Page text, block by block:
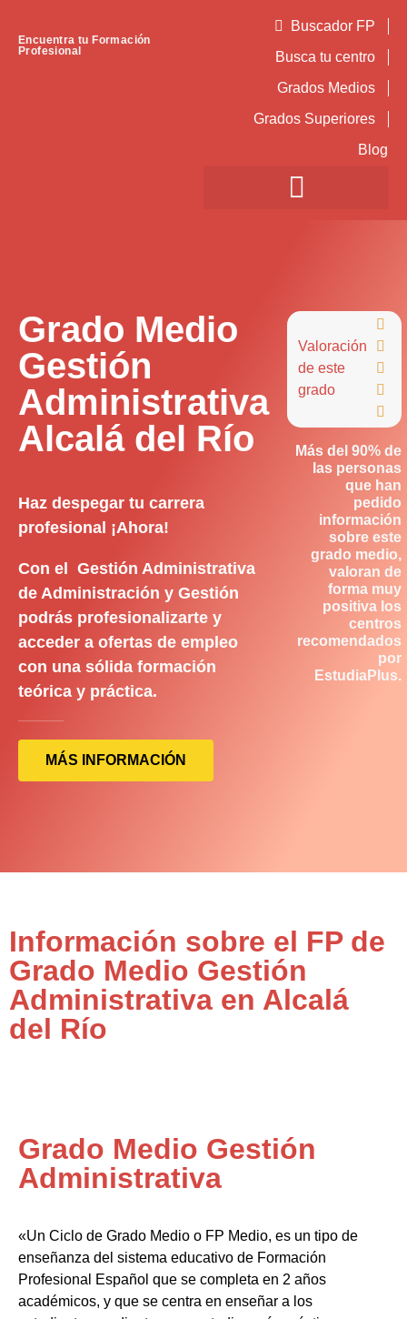
Encuentra tu Formación
Profesional
Buscador FP
Busca tu centro
Grados Medios
Grados Superiores
Blog
Grado Medio
Gestión
Administrativa
Alcalá del Río
Haz despegar tu carrera
profesional ¡Ahora!
Con el Gestión Administrativa
de Administración y Gestión
podrás profesionalizarte y
acceder a ofertas de empleo
con una sólida formación
teórica y práctica.
MÁS INFORMACIÓN
Valoración
de este
grado





Más del 90% de
las personas
que han
pedido
información
sobre este
grado medio,
valoran de
forma muy
positiva los
centros
recomendados
por
EstudiaPlus.
Información sobre el FP de
Grado Medio Gestión
Administrativa en Alcalá
del Río
Grado Medio Gestión
Administrativa
«Un Ciclo de Grado Medio o FP Medio, es un tipo de
enseñanza del sistema educativo de Formación
Profesional Español que se completa en 2 años
académicos, y que se centra en enseñar a los